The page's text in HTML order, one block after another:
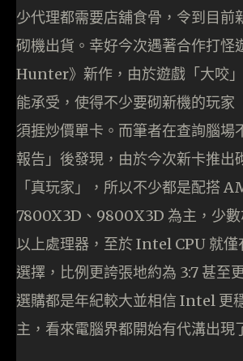
少代理都需要店舖食骨，令到目前
砌機出貨。幸好今次遇著合作打
Hunter》新作，由於遊戲「大咬
能承受，使得不少要砌新機的玩家
須捱炒價單卡。而筆者在查詢腦場
報告」後發現，由於今次新卡推出
「真玩家」，所以不少都是配搭
7800X3D、9800X3D 為主，少
以上處理器，至於 Intel CPU 就僅
選擇，比例更誇張地約為 3:7 甚至
選購都是年紀較大並相信 Intel 更
主，看來電腦界都開始有代溝出現